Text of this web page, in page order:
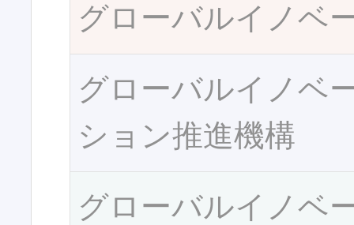
グローバルイノベ
グローバルイノベ
ション推進機構
グローバルイノベ